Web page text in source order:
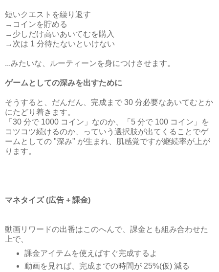
短いクエストを繰り返す
→コインを貯める
→少しだけ高いあいてむを購入
→次は 1 分待たないといけない
...みたいな、ルーティーンを身につけさせます。
ゲームとしての深みを出すために
そうすると、だんだん、完成まで 30 分必要なあいてむとか
にたどり着きます。
「30 分で 1000 コイン」なのか、「5 分で 100 コイン」を
コツコツ続けるのか、っていう選択肢が出てくることでゲ
ームとしての "深み" が生まれ、肌感覚ですが継続率が上が
ります。
マネタイズ (広告 + 課金)
動画リワードの出番はこのへんで、課金とも組み合わせた
上で、
課金アイテムを使えばすぐ完成するよ
動画を見れば、完成までの時間が 25%(仮) 減る